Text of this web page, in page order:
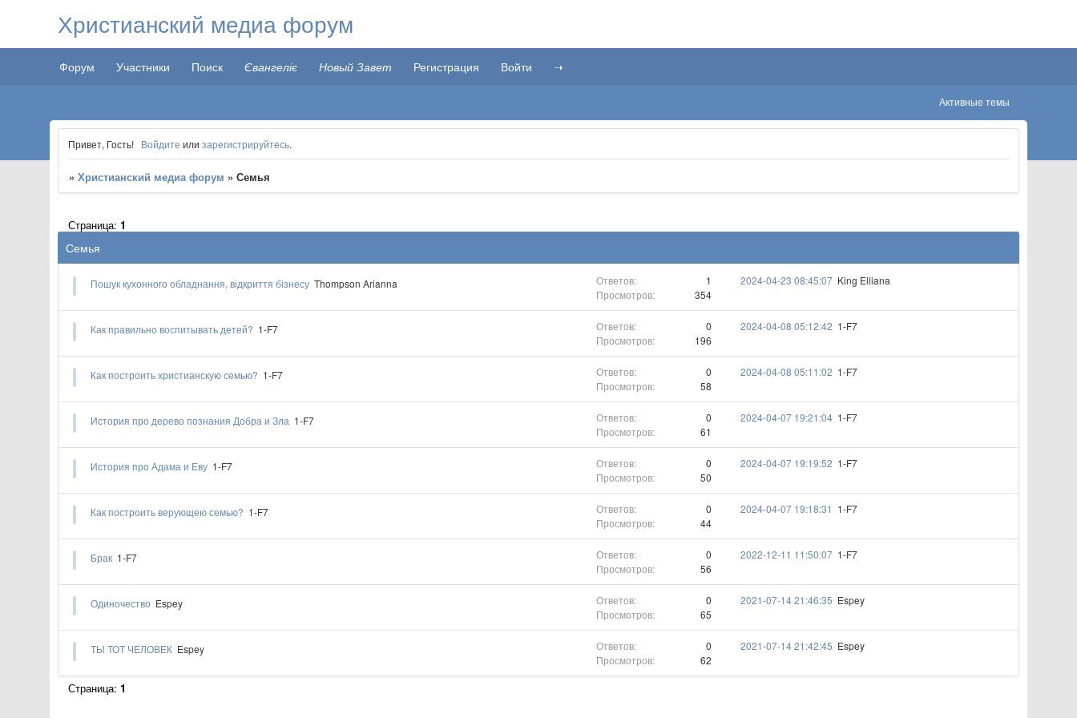
Христианский медиа форум
Форум Участники Поиск Євангеліє Новый Завет Регистрация Войти ➝
Активные темы
Привет, Гость! Войдите или зарегистрируйтесь.
»Христианский медиа форум »Семья
Семья
Страница:1
Пошук кухонного обладнання, відкриття бізнесу Thompson Arianna
1
354
2024-04-23 08:45:07 King Elliana
Как правильно воспитывать детей? 1-F7
0
196
2024-04-08 05:12:42 1-F7
Как построить христианскую семью? 1-F7
0
58
2024-04-08 05:11:02 1-F7
История про дерево познания Добра и Зла 1-F7
0
61
2024-04-07 19:21:04 1-F7
История про Адама и Еву 1-F7
0
50
2024-04-07 19:19:52 1-F7
Как построить верующею семью? 1-F7
0
44
2024-04-07 19:18:31 1-F7
Брак 1-F7
0
56
2022-12-11 11:50:07 1-F7
Одиночество Espey
0
65
2021-07-14 21:46:35 Espey
​​ТЫ ТОТ ЧЕЛОВЕК Espey
0
62
2021-07-14 21:42:45 Espey
Страница:1